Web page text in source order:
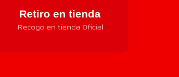
Retiro en tienda
Recogo en tienda Oficial